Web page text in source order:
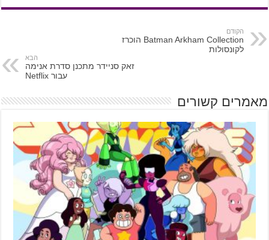
הקודם
Batman Arkham Collection הוכרז
לקונסולות
הבא
זאק סניידר מתכנן סדרת אנימה
עבור Netflix
מאמרים קשורים